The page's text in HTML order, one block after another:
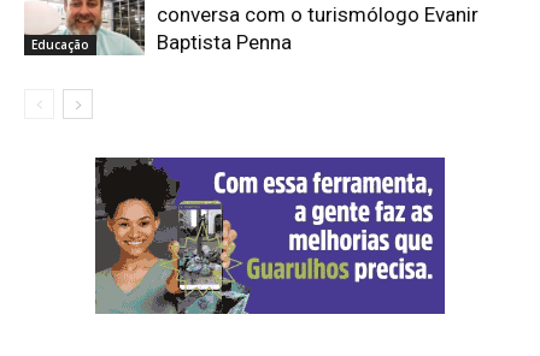
Educação
conversa com o turismólogo Evanir
Baptista Penna